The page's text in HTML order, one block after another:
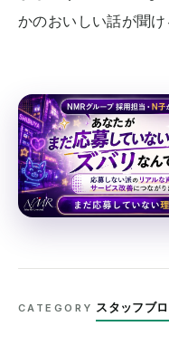
かのおいしい話が聞け
CATEGORY スタッフブ